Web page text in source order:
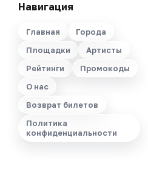
Навигация
Главная
Города
Площадки
Артисты
Рейтинги
Промокоды
О нас
Возврат билетов
Политика
конфиденциальности